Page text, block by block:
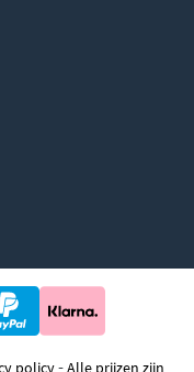
policy-Alle prijzen zijn